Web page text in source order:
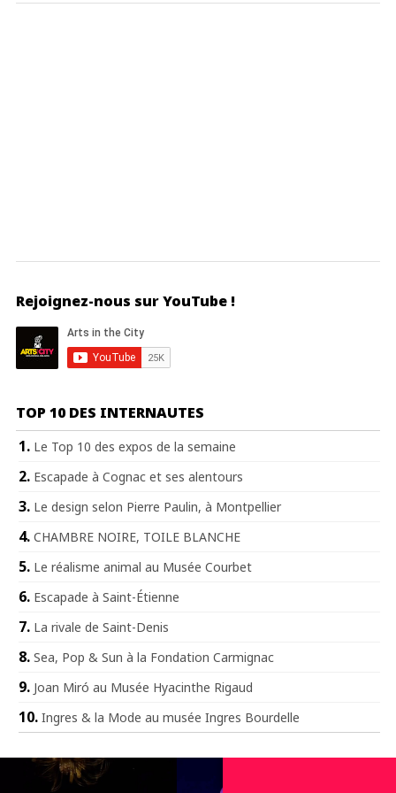
Rejoignez-nous sur YouTube !
TOP 10 DES INTERNAUTES
Le Top 10 des expos de la semaine
Escapade à Cognac et ses alentours
Le design selon Pierre Paulin, à Montpellier
CHAMBRE NOIRE, TOILE BLANCHE
Le réalisme animal au Musée Courbet
Escapade à Saint-Étienne
La rivale de Saint-Denis
Sea, Pop & Sun à la Fondation Carmignac
Joan Miró au Musée Hyacinthe Rigaud
Ingres & la Mode au musée Ingres Bourdelle